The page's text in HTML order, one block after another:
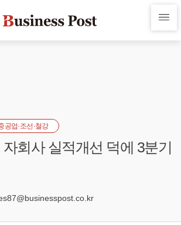
공업·조선·철강
회사 실적개선 덕에 3분기